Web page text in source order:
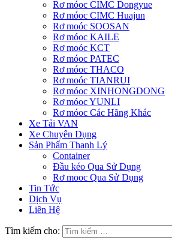
Rơ móoc CIMC Dongyue
Rơ móoc CIMC Huajun
Rơ moóc SOOSAN
Rơ móoc KAILE
Rơ moóc KCT
Rơ móoc PATEC
Rơ móoc THACO
Rơ moóc TIANRUI
Rơ móoc XINHONGDONG
Rơ móoc YUNLI
Rơ móoc Các Hãng Khác
Xe Tải VAN
Xe Chuyên Dụng
Sản Phẩm Thanh Lý
Container
Đầu kéo Qua Sử Dụng
Rơ mooc Qua Sử Dụng
Tin Tức
Dịch Vụ
Liên Hệ
Tìm kiếm cho: